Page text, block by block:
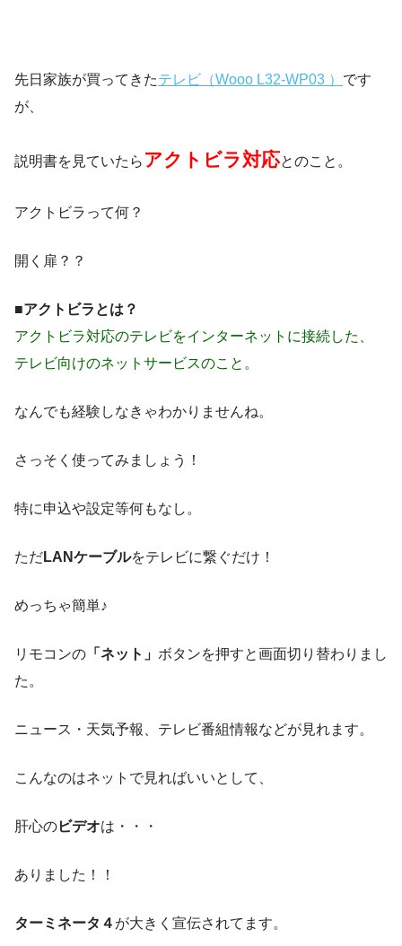
先日家族が買ってきたテレビ（Wooo L32-WP03 ） です
が、
説明書を見ていたら アクトビラ対応とのこと。
アクトビラって何？
開く扉？？
■アクトビラとは？
アクトビラ対応のテレビをインターネットに接続した、
テレビ向けのネットサービスのこと。
なんでも経験しなきゃわかりませんね。
さっそく使ってみましょう！
特に申込や設定等何もなし。
ただLANケーブルをテレビに繋ぐだけ！
めっちゃ簡単♪
リモコンの 「ネット」 ボタンを押すと画面切り替わりまし
た。
ニュース・天気予報、テレビ番組情報などが見れます。
こんなのはネットで見ればいいとして、
肝心のビデオは・・・
ありました！！
ターミネータ４ が大きく宣伝されてます。